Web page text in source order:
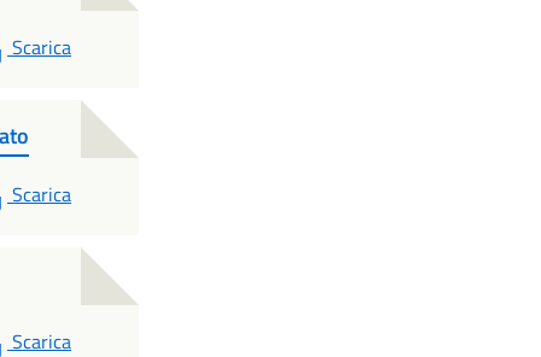
PDF
Scarica
PDF
Scarica
PDF
Scarica